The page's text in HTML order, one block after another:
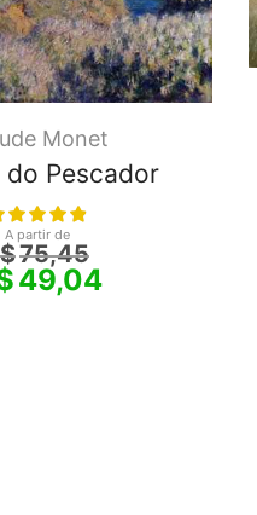
Monet
do Pescador
A partir de
75,45
49,04